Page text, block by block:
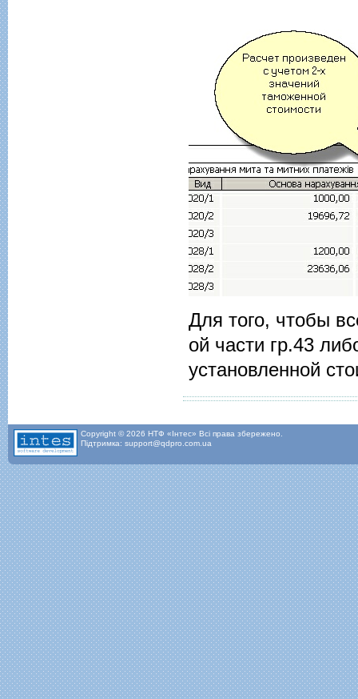
Для того, чтобы
ой части гр.43
установленной
Copyright © 2026 НТФ «Інтес» Всі права збережено.
Підтримка: support@qdpro.com.ua